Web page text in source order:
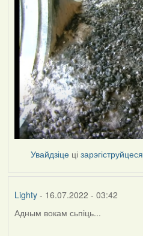
Увайдзіце цізарэгіструйцеся
Lighty- 16.07.2022 - 03:42
Адным вокам сьпіць...